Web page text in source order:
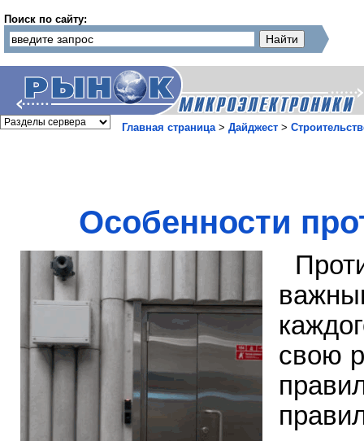
Поиск по сайту:
Главная страница> Дайджест >
Особенности
свою